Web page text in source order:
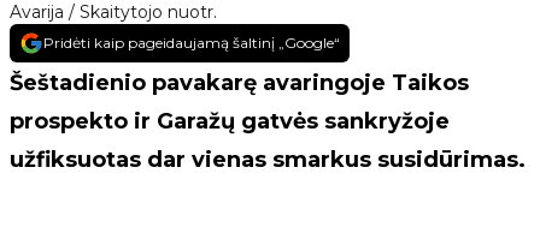
Avarija / Skaitytojo nuotr.
Pridėti kaip pageidaujamą šaltinį „Google“
Šeštadienio pavakarę avaringoje Taikos
prospekto ir Garažų gatvės sankryžoje
užfiksuotas dar vienas smarkus susidūrimas.